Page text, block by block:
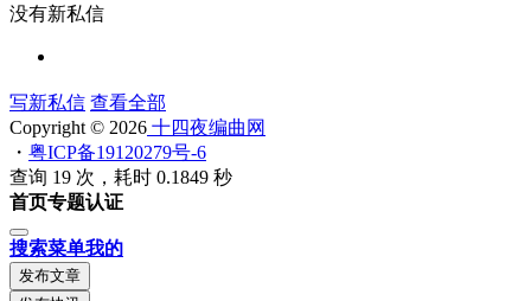
没有新私信
写新私信 查看全部
Copyright © 2026 十四夜编曲网
・ 粤ICP备19120279号-6
查询 19 次，耗时 0.1849 秒
首页专题认证
搜索菜单我的
发布文章